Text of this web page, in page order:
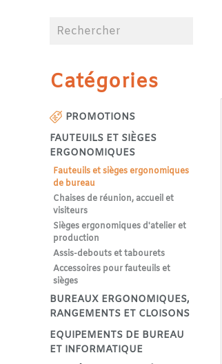
Catégories
PROMOTIONS
FAUTEUILS ET SIÈGES
ERGONOMIQUES
Fauteuils et sièges ergonomiques
de bureau
Chaises de réunion, accueil et
visiteurs
Sièges ergonomiques d'atelier et
production
Assis-debouts et tabourets
Accessoires pour fauteuils et
sièges
BUREAUX ERGONOMIQUES,
RANGEMENTS ET CLOISONS
EQUIPEMENTS DE BUREAU
ET INFORMATIQUE